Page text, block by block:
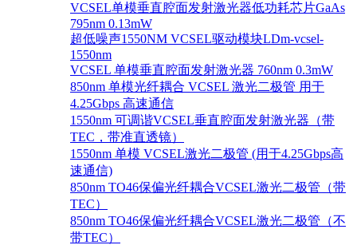
VCSEL单模垂直腔面发射激光器低功耗芯片GaAs
795nm 0.13mW
超低噪声1550NM VCSEL驱动模块LDm-vcsel-
1550nm
VCSEL 单模垂直腔面发射激光器 760nm 0.3mW
850nm 单模光纤耦合 VCSEL 激光二极管 用于
4.25Gbps 高速通信
1550nm 可调谐VCSEL垂直腔面发射激光器（带
TEC，带准直透镜）
1550nm 单模 VCSEL激光二极管 (用于4.25Gbps高
速通信)
850nm TO46保偏光纤耦合VCSEL激光二极管（带
TEC）
850nm TO46保偏光纤耦合VCSEL激光二极管（不
带TEC）